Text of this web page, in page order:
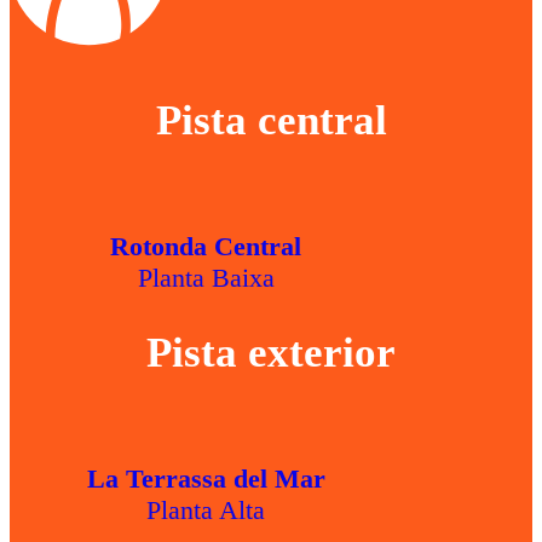
Pista central
Rotonda Central
Planta Baixa
Pista exterior
La Terrassa del Mar
Planta Alta